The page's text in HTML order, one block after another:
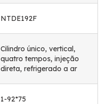
NTDE192F
Cilindro único, vertical,
quatro tempos, injeção
direta, refrigerado a ar
1-92*75